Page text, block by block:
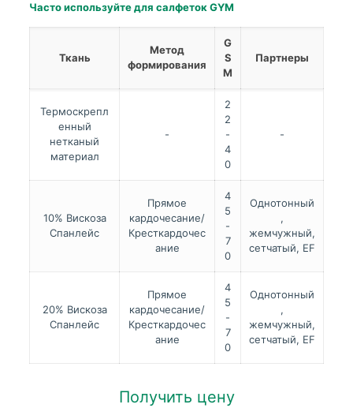
Часто используйте для салфеток GYM
Ткань
Метод
формирования
G
S
M
Партнеры
Термоскрепл
енный
нетканый
материал
-
2
2
-
4
0
-
10% Вискоза
Спанлейс
Прямое
кардочесание/
Кресткардочес
ание
4
5
-
7
0
Однотонный
,
жемчужный,
сетчатый, EF
20% Вискоза
Спанлейс
Прямое
кардочесание/
Кресткардочес
ание
4
5
-
7
0
Однотонный
,
жемчужный,
сетчатый, EF
Получить цену